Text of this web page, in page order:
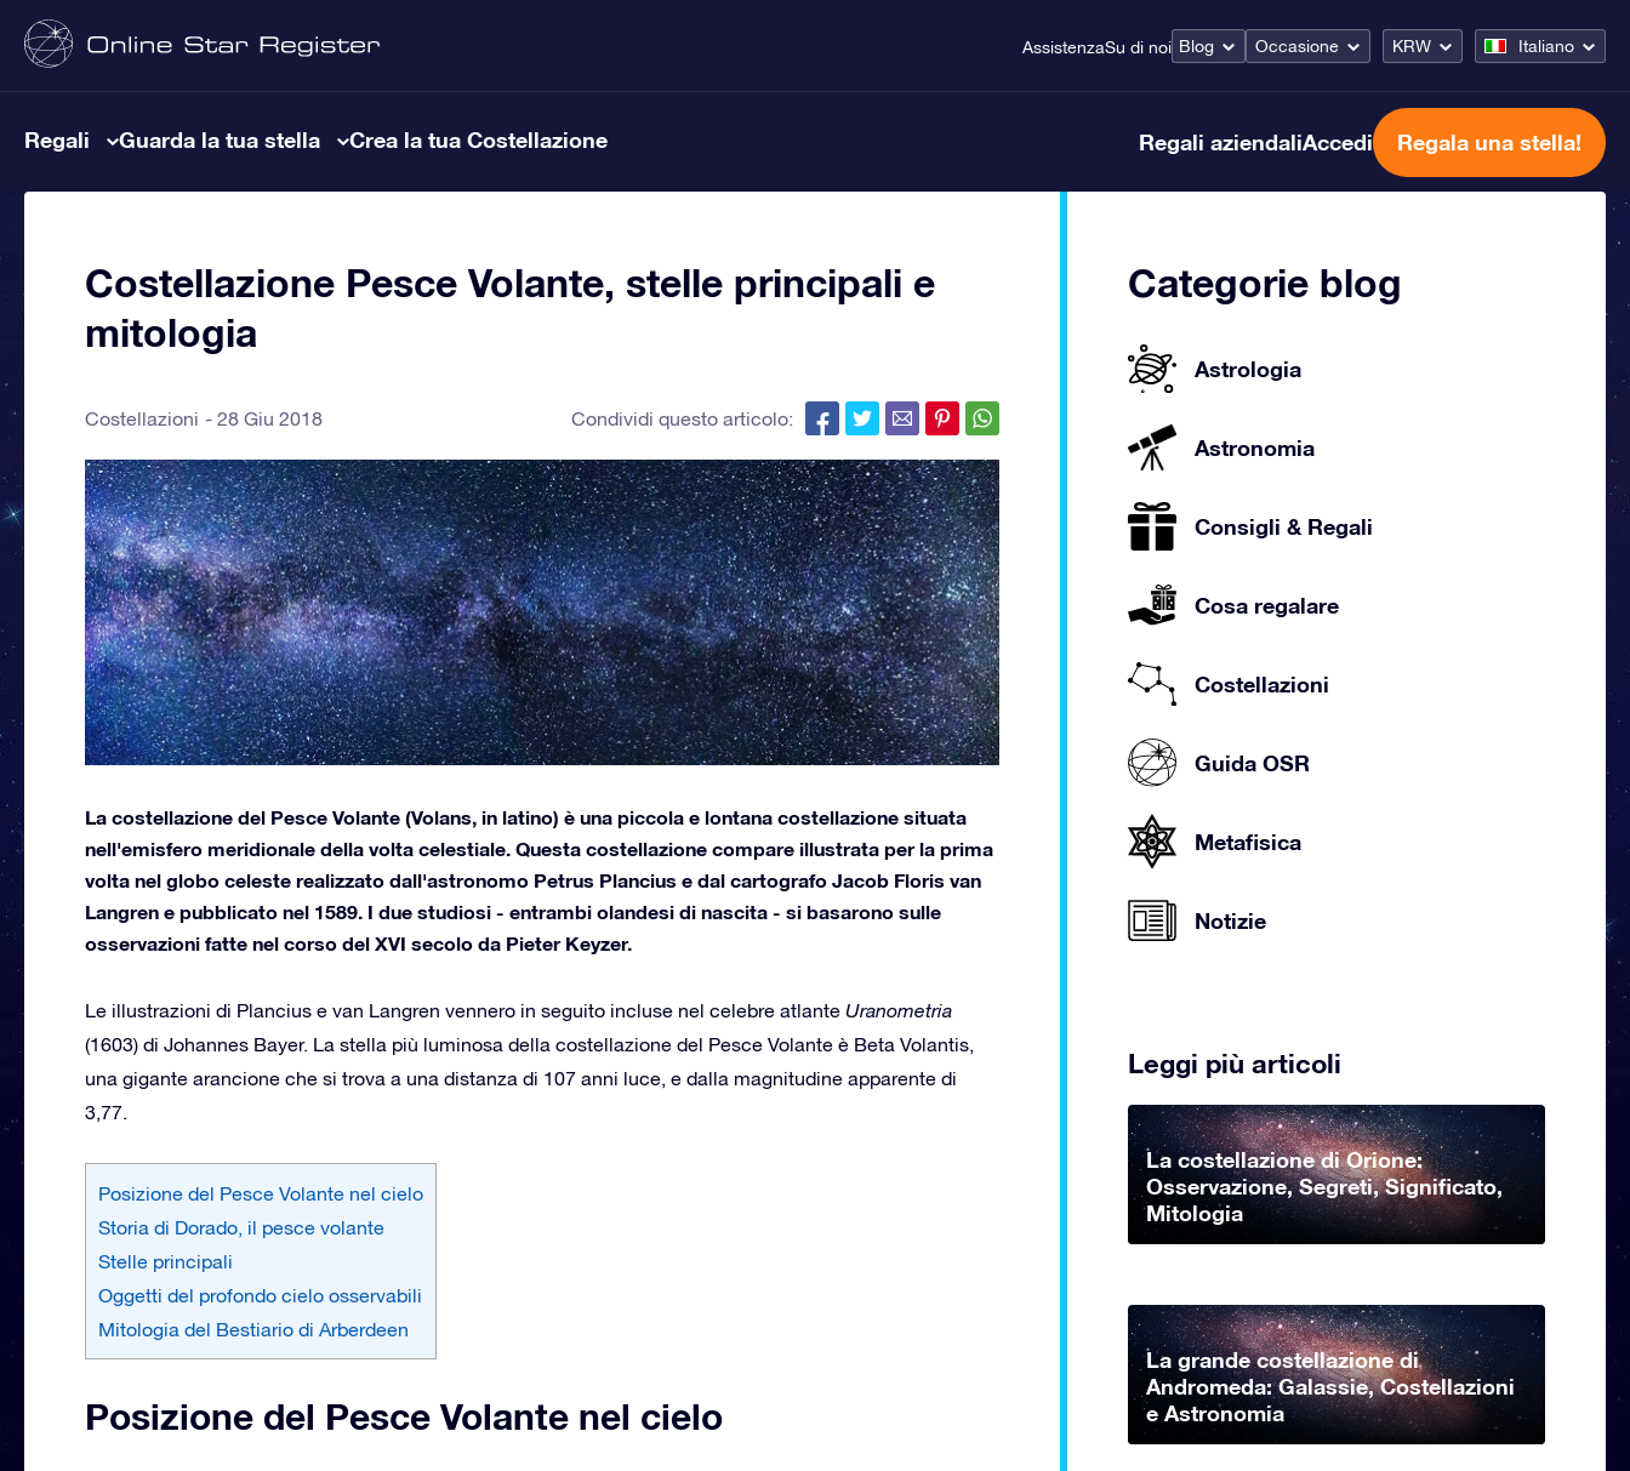
AssistenzaSu di noi Blog Occasione KRW Italiano
Regali Guarda la tua stella Crea la tua Costellazione Regali aziendaliAccedi Regala una stella!
Costellazione Pesce Volante, stelle principali e
mitologia
Costellazioni 28 Giu 2018 Condividi questo articolo:
La costellazione del Pesce Volante (Volans, in latino) è una piccola e lontana costellazione situata
nell'emisfero meridionale della volta celestiale. Questa costellazione compare illustrata per la prima
volta nel globo celeste realizzato dall'astronomo Petrus Plancius e dal cartografo Jacob Floris van
Langren e pubblicato nel 1589. I due studiosi - entrambi olandesi di nascita - si basarono sulle
osservazioni fatte nel corso del XVI secolo da Pieter Keyzer.
Le illustrazioni di Plancius e van Langren vennero in seguito incluse nel celebre atlante Uranometria
(1603) di Johannes Bayer. La stella più luminosa della costellazione del Pesce Volante è Beta Volantis,
una gigante arancione che si trova a una distanza di 107 anni luce, e dalla magnitudine apparente di
3,77.
Posizione del Pesce Volante nel cielo
Storia di Dorado, il pesce volante
Stelle principali
Oggetti del profondo cielo osservabili
Mitologia del Bestiario di Arberdeen
Posizione del Pesce Volante nel cielo
Categorie blog
Astrologia
Astronomia
Consigli & Regali
Cosa regalare
Costellazioni
Guida OSR
Metafisica
Notizie
Leggi più articoli
La costellazione di Orione:
Osservazione, Segreti, Significato,
Mitologia
La grande costellazione di
Andromeda: Galassie, Costellazioni
e Astronomia